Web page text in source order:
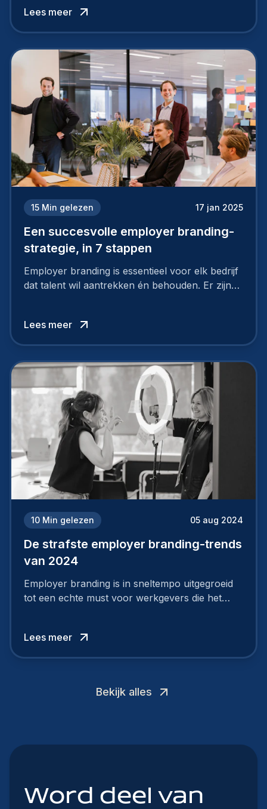
Lees meer
15 Min gelezen 17 jan 2025
Een succesvolle employer branding-
strategie, in 7 stappen
Employer branding is essentieel voor elk bedrijf
dat talent wil aantrekken én behouden. Er zijn
niet van vandaag op morgen. Hoe pak je dat
aan, starten met employer branding?
Lees meer
10 Min gelezen 05 aug 2024
De strafste employer branding-trends
van 2024
Employer branding is in sneltempo uitgegroeid
tot een echte must voor werkgevers die het
Lees meer
Bekijk alles
Word deel van